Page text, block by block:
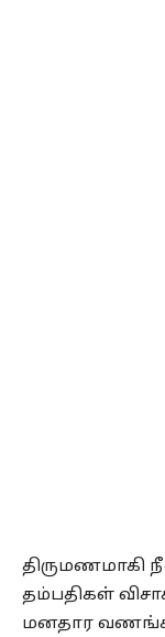
திருமணமாகி
தம்பதிகள்
மனதார